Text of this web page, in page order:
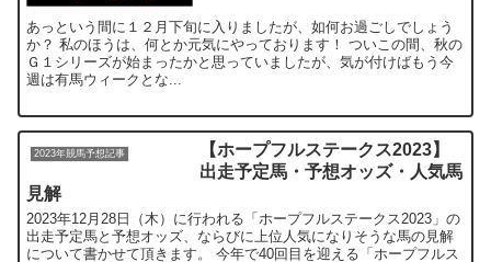
あっという間に１２月下旬に入りましたが、如何お過ごしでしょう
か？ 私のほうは、何とか元気にやっております！ ついこの間、秋の
Ｇ１シリーズが始まったかと思っていましたが、気が付けばもう今
週は有馬ウィークとな...
2023年競馬予想記事
【ホープフルステークス2023】
出走予定馬・予想オッズ・人気馬
見解
2023年12月28日（木）に行われる「ホープフルステークス2023」の
出走予定馬と予想オッズ、ならびに上位人気になりそうな馬の見解
について書かせて頂きます。 今年で40回目を迎える「ホープフルス